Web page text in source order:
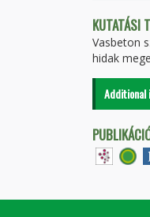
KUTATÁSI
Vasbeton
hidak